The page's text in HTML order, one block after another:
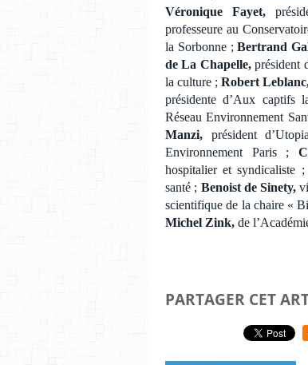
Véronique Fayet,
professeure au
la Sorbonne ;Bertrand
de La Chapelle,président
la culture ; Robert
présidente d’Aux captifs
Réseau Environnement
Manzi, président
Environnement Paris ;
hospitalier et syndicaliste ;
santé ; Benoist de Sinety,
scientifique de la chaire «
Michel Zink, de
PARTAGER CET